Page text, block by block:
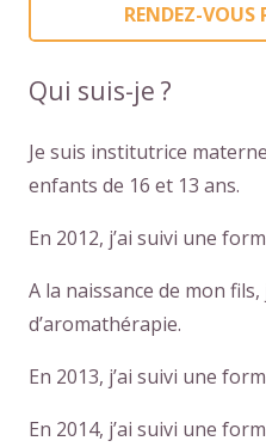
RENDEZ-VOUS
Qui suis-je ?
Je suis institutrice
enfants de 16 et 13 ans.
En 2012, j’ai suivi une
A la naissance de mon
d’aromathérapie.
En 2013, j’ai suivi une
En 2014, j’ai suivi une